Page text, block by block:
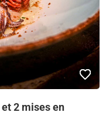
2 mises en